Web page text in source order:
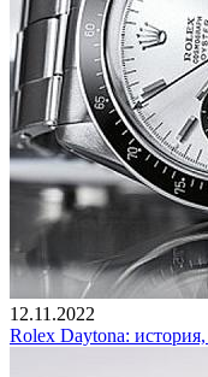
12.11.2022
Rolex Daytona: